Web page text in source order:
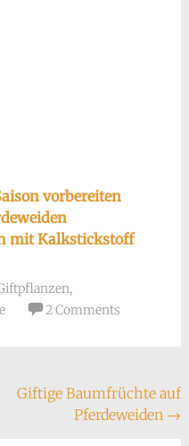
vorbereiten
mit Kalkstickstoff
,
2 Comments
Giftige Baumfrüchte auf
Pferdeweiden →